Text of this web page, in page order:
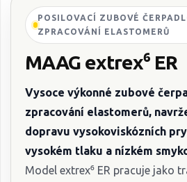
POSILOVACÍ ZUBOVÉ
ZPRACOVÁNÍ ELASTOMERŮ
MAAG extrex⁶ ER
Vysoce výkonné zubové
zpracování elastomerů,
dopravu vysokoviskózních
vysokém tlaku a nízkém
Model extrex⁶ ER pracuje jako